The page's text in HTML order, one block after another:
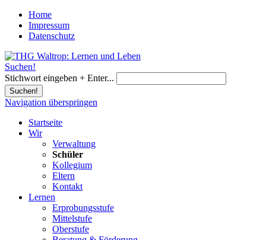
Home
Impressum
Datenschutz
Suchen!
Stichwort eingeben + Enter...
Suchen!
Navigation überspringen
Startseite
Wir
Verwaltung
Schüler
Kollegium
Eltern
Kontakt
Lernen
Erprobungsstufe
Mittelstufe
Oberstufe